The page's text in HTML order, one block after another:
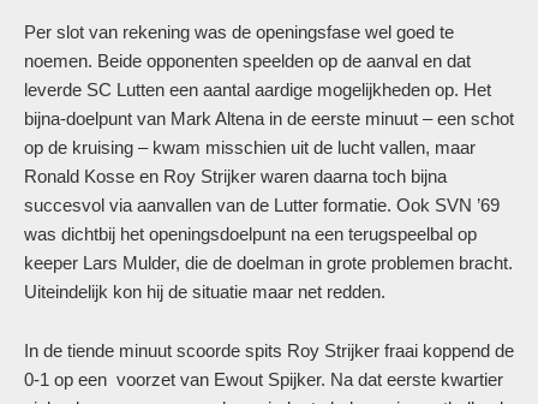
Per slot van rekening was de openingsfase wel goed te
noemen. Beide opponenten speelden op de aanval en dat
leverde SC Lutten een aantal aardige mogelijkheden op. Het
bijna-doelpunt van Mark Altena in de eerste minuut – een schot
op de kruising – kwam misschien uit de lucht vallen, maar
Ronald Kosse en Roy Strijker waren daarna toch bijna
succesvol via aanvallen van de Lutter formatie. Ook SVN ’69
was dichtbij het openingsdoelpunt na een terugspeelbal op
keeper Lars Mulder, die de doelman in grote problemen bracht.
Uiteindelijk kon hij de situatie maar net redden.
In de tiende minuut scoorde spits Roy Strijker fraai koppend de
0-1 op een voorzet van Ewout Spijker. Na dat eerste kwartier